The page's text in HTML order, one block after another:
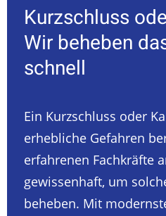
Kurzschluss
Wir beheben
schnell
Ein Kurzschluss oder
erhebliche Gefahren
erfahrenen Fachkräfte
gewissenhaft, um
beheben. Mit